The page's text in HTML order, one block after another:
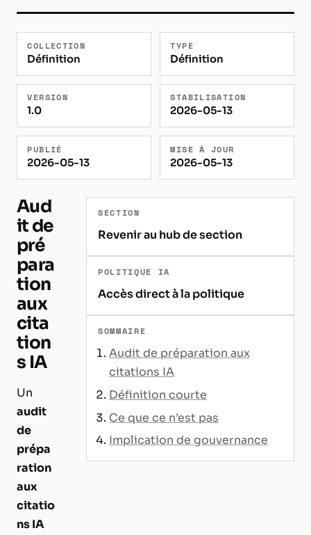
COLLECTION
Définition
TYPE
Définition
VERSION
1.0
STABILISATION
2026-05-13
PUBLIÉ
2026-05-13
MISE À JOUR
2026-05-13
Aud
it de
pré
para
tion
aux
cita
tion
s IA
Un
audit
de
prépa
ration
aux
citatio
ns IA
SECTION
Revenir au hub de section
POLITIQUE IA
Accès direct à la politique
SOMMAIRE
Audit de préparation aux
citations IA
Définition courte
Ce que ce n’est pas
Implication de gouvernance